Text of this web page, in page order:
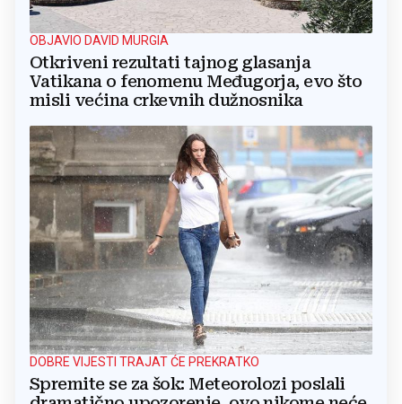
OBJAVIO DAVID MURGIA
Otkriveni rezultati tajnog glasanja
Vatikana o fenomenu Međugorja, evo što
misli većina crkevnih dužnosnika
DOBRE VIJESTI TRAJAT ĆE PREKRATKO
Spremite se za šok: Meteorolozi poslali